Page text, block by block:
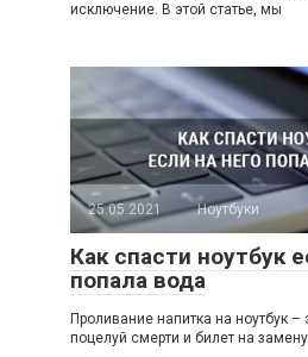
исключение. В этой статье, мы
25.05.2021 Ноутбуки
Как спасти ноутбук
попала вода
Проливание напитка на ноутбук –
поцелуй смерти и билет на